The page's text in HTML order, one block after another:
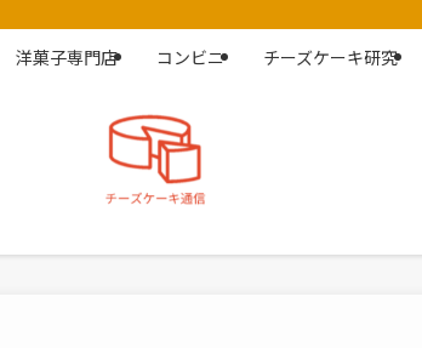
洋菓子専門店 コンビニ チーズケーキ研究